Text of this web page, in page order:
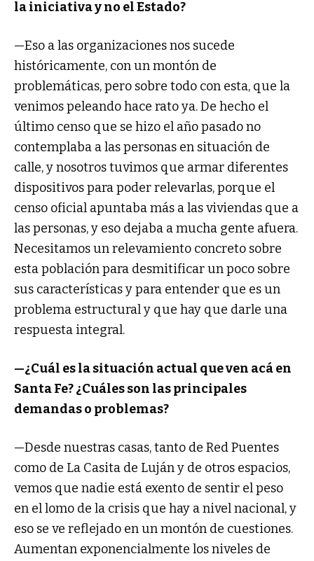
la iniciativa y no el Estado?
—Eso a las organizaciones nos sucede
históricamente, con un montón de
problemáticas, pero sobre todo con esta, que la
venimos peleando hace rato ya. De hecho el
último censo que se hizo el año pasado no
contemplaba a las personas en situación de
calle, y nosotros tuvimos que armar diferentes
dispositivos para poder relevarlas, porque el
censo oficial apuntaba más a las viviendas que a
las personas, y eso dejaba a mucha gente afuera.
Necesitamos un relevamiento concreto sobre
esta población para desmitificar un poco sobre
sus características y para entender que es un
problema estructural y que hay que darle una
respuesta integral.
—¿Cuál es la situación actual que ven acá en
Santa Fe? ¿Cuáles son las principales
demandas o problemas?
—Desde nuestras casas, tanto de Red Puentes
como de La Casita de Luján y de otros espacios,
vemos que nadie está exento de sentir el peso
en el lomo de la crisis que hay a nivel nacional, y
eso se ve reflejado en un montón de cuestiones.
Aumentan exponencialmente los niveles de